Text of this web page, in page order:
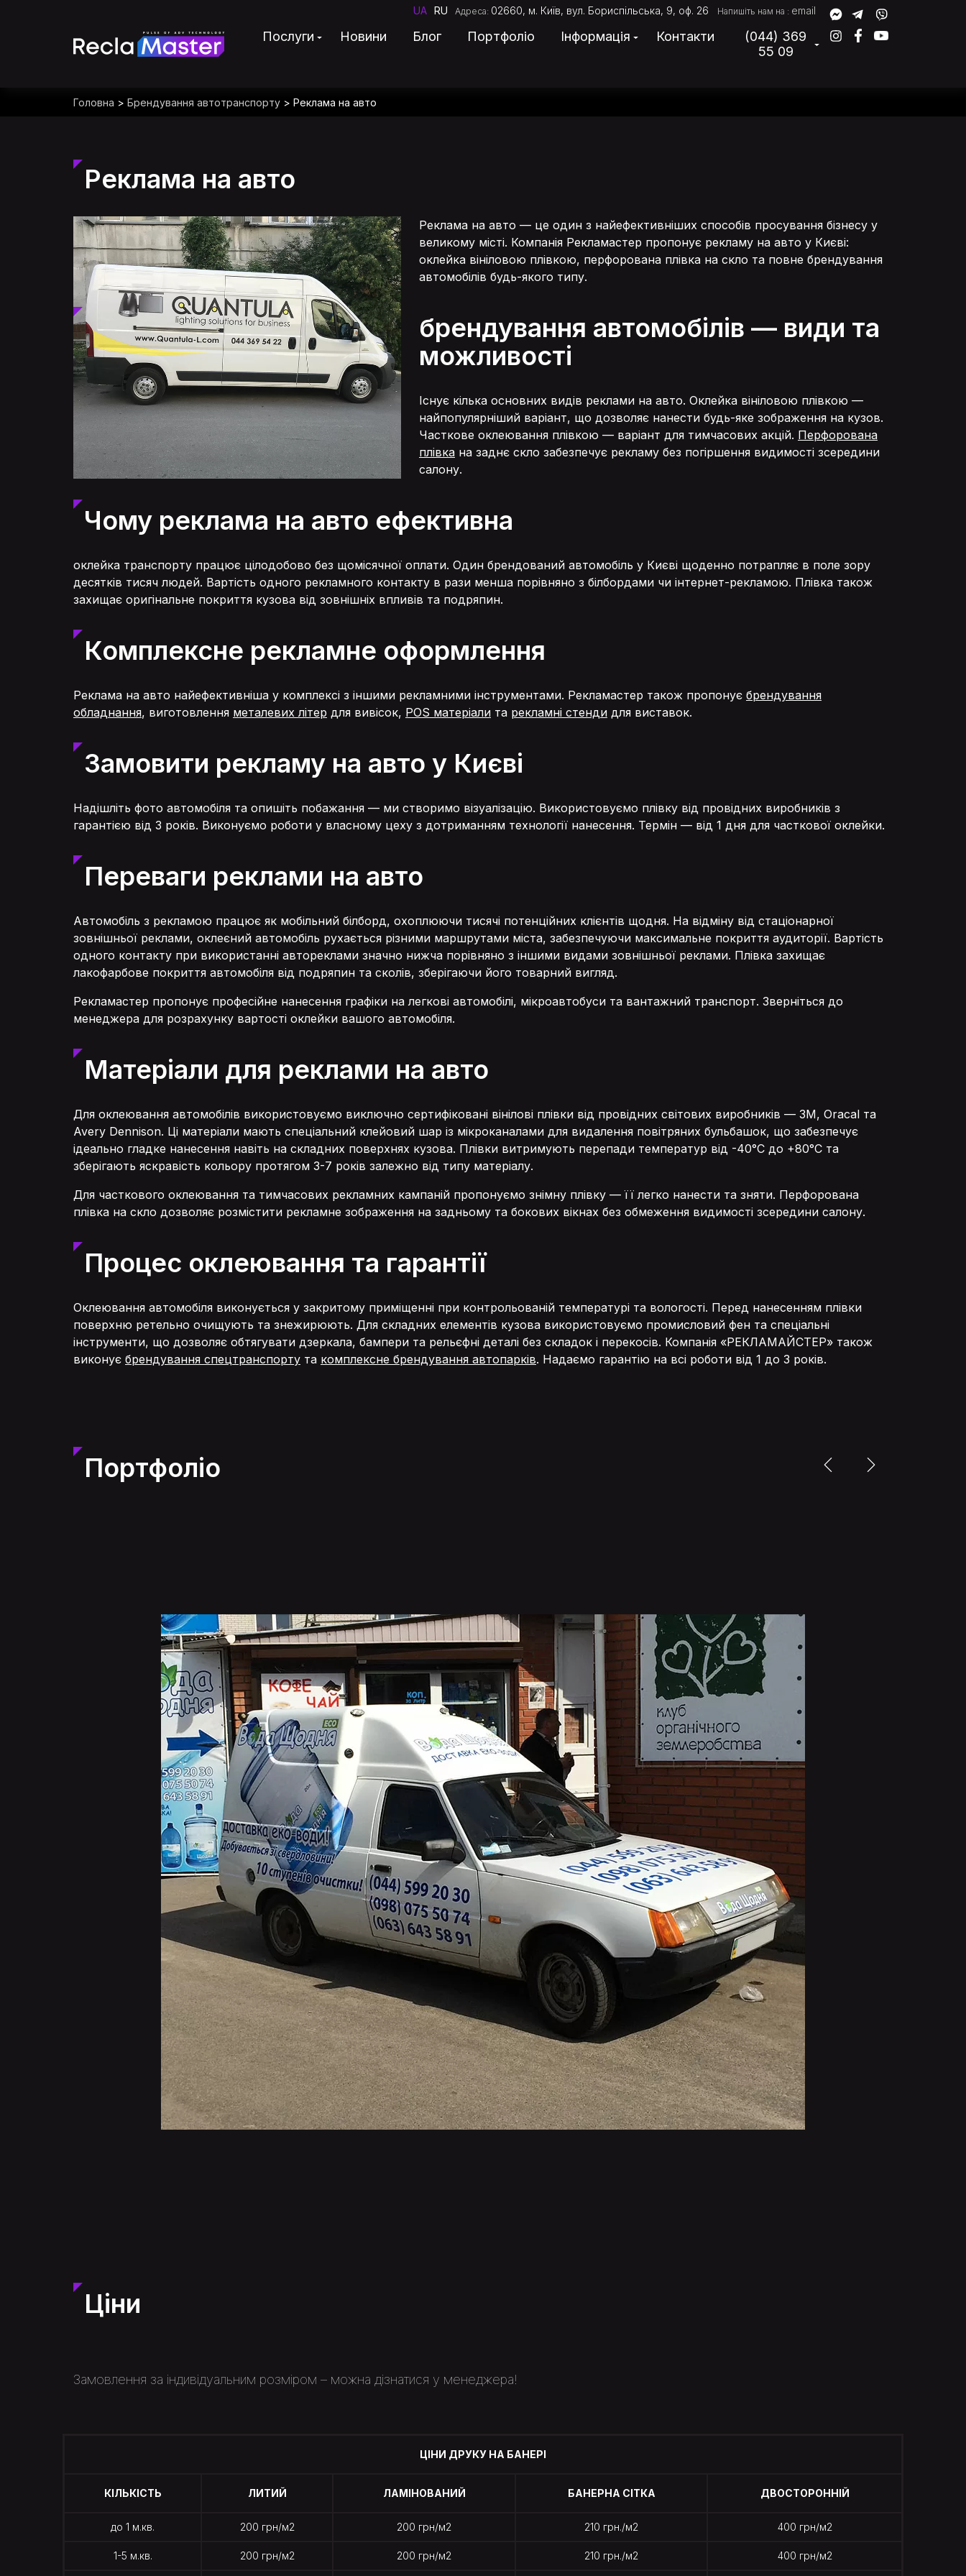
Блог
Портфоліо
Гарантія
Контакти
UA
RU
Час роботи: Пн-Пт: 09:00-18:00
UA RU Адреса: 02660, м. Київ, вул. Бориспільська, 9, оф. 26 Напишіть нам на : email
Послуги Новини Блог Портфоліо Інформація Контакти
(044) 369
55 09
Головна > Брендування автотранспорту > Реклама на авто
Реклама на авто
Реклама на авто — це один з найефективніших способів просування бізнесу у
великому місті. Компанія Рекламастер пропонує рекламу на авто у Києві:
оклейка вініловою плівкою, перфорована плівка на скло та повне брендування
автомобілів будь-якого типу.
брендування автомобілів — види та
можливості
Існує кілька основних видів реклами на авто. Оклейка вініловою плівкою —
найпопулярніший варіант, що дозволяє нанести будь-яке зображення на кузов.
Часткове оклеювання плівкою — варіант для тимчасових акцій. Перфорована
плівка на заднє скло забезпечує рекламу без погіршення видимості зсередини
салону.
Чому реклама на авто ефективна
оклейка транспорту працює цілодобово без щомісячної оплати. Один брендований автомобіль у Києві щоденно потрапляє в поле зору
десятків тисяч людей. Вартість одного рекламного контакту в рази менша порівняно з білбордами чи інтернет-рекламою. Плівка також
захищає оригінальне покриття кузова від зовнішніх впливів та подряпин.
Комплексне рекламне оформлення
Реклама на авто найефективніша у комплексі з іншими рекламними інструментами. Рекламастер також пропонує брендування
обладнання, виготовлення металевих літер для вивісок, POS матеріали та рекламні стенди для виставок.
Замовити рекламу на авто у Києві
Надішліть фото автомобіля та опишіть побажання — ми створимо візуалізацію. Використовуємо плівку від провідних виробників з
гарантією від 3 років. Виконуємо роботи у власному цеху з дотриманням технології нанесення. Термін — від 1 дня для часткової оклейки.
Переваги реклами на авто
Автомобіль з рекламою працює як мобільний білборд, охоплюючи тисячі потенційних клієнтів щодня. На відміну від стаціонарної
зовнішньої реклами, оклеєний автомобіль рухається різними маршрутами міста, забезпечуючи максимальне покриття аудиторії. Вартість
одного контакту при використанні автореклами значно нижча порівняно з іншими видами зовнішньої реклами. Плівка захищає
лакофарбове покриття автомобіля від подряпин та сколів, зберігаючи його товарний вигляд.
Рекламастер пропонує професійне нанесення графіки на легкові автомобілі, мікроавтобуси та вантажний транспорт. Зверніться до
менеджера для розрахунку вартості оклейки вашого автомобіля.
Матеріали для реклами на авто
Для оклеювання автомобілів використовуємо виключно сертифіковані вінілові плівки від провідних світових виробників — 3M, Oracal та
Avery Dennison. Ці матеріали мають спеціальний клейовий шар із мікроканалами для видалення повітряних бульбашок, що забезпечує
ідеально гладке нанесення навіть на складних поверхнях кузова. Плівки витримують перепади температур від -40°C до +80°C та
зберігають яскравість кольору протягом 3-7 років залежно від типу матеріалу.
Для часткового оклеювання та тимчасових рекламних кампаній пропонуємо знімну плівку — її легко нанести та зняти. Перфорована
плівка на скло дозволяє розмістити рекламне зображення на задньому та бокових вікнах без обмеження видимості зсередини салону.
Процес оклеювання та гарантії
Оклеювання автомобіля виконується у закритому приміщенні при контрольованій температурі та вологості. Перед нанесенням плівки
поверхню ретельно очищують та знежирюють. Для складних елементів кузова використовуємо промисловий фен та спеціальні
інструменти, що дозволяє обтягувати дзеркала, бампери та рельєфні деталі без складок і перекосів. Компанія «РЕКЛАМАЙСТЕР» також
виконує брендування спецтранспорту та комплексне брендування автопарків. Надаємо гарантію на всі роботи від 1 до 3 років.
Портфоліо
Ціни
Замовлення за індивідуальним розміром – можна дізнатися у менеджера!
ЦІНИ ДРУКУ НА БАНЕРІ
КІЛЬКІСТЬ ЛИТИЙ ЛАМІНОВАНИЙ БАНЕРНА СІТКА ДВОСТОРОННІЙ
до 1 м.кв. 200 грн/м2 200 грн/м2 210 грн./м2 400 грн/м2
1-5 м.кв. 200 грн/м2 200 грн/м2 210 грн./м2 400 грн/м2